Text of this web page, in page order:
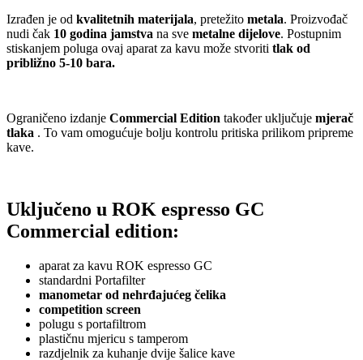
Izrađen je od kvalitetnih materijala, pretežito metala. Proizvođač
nudi čak 10 godina jamstva na sve metalne dijelove. Postupnim
stiskanjem poluga ovaj aparat za kavu može stvoriti tlak od
približno 5-10 bara.
Ograničeno izdanje Commercial Edition također uključuje mjerač
tlaka . To vam omogućuje bolju kontrolu pritiska prilikom pripreme
kave.
Uključeno u ROK espresso GC
Commercial edition:
aparat za kavu ROK espresso GC
standardni Portafilter
manometar od nehrđajućeg čelika
competition screen
polugu s portafiltrom
plastičnu mjericu s tamperom
razdjelnik za kuhanje dvije šalice kave